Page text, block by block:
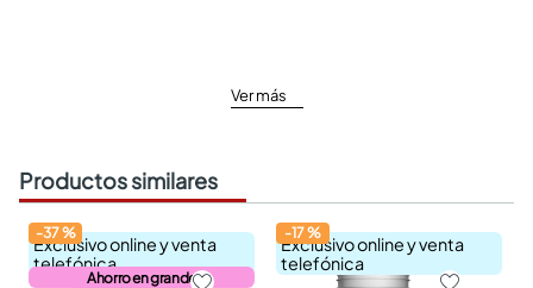
Ver más
Productos similares
Exclusivo online y venta
telefónica
Ahorro en grande
-37%
Exclusivo online y venta
telefónica
-17%